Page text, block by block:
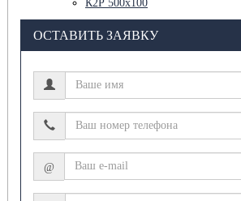
К2Р 500х100
ОСТАВИТЬ ЗАЯВКУ
@